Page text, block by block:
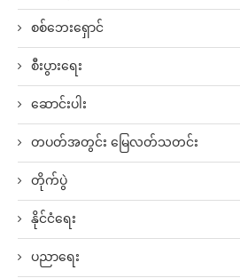
စစ်ဘေးရှောင်
စီးပွားရေး
ဆောင်းပါး
တပတ်အတွင်း မြေလတ်သတင်း
တိုက်ပွဲ
နိုင်ငံရေး
ပညာရေး